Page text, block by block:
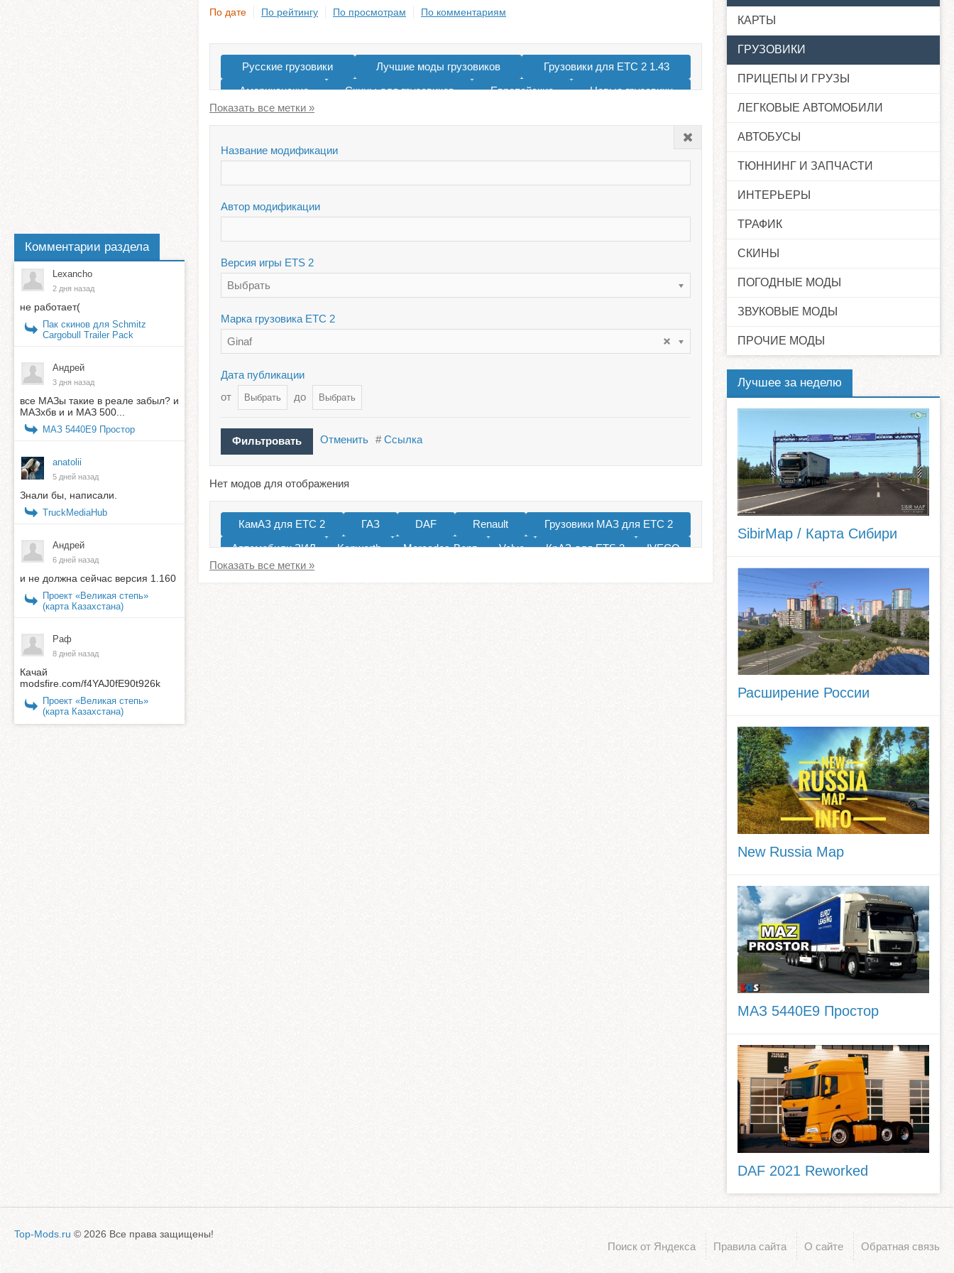
По дате По рейтингу По просмотрам По комментариям
Русские грузовики Лучшие моды грузовиков
Грузовики для ЕТС 2 1.43
Американские
Скины для грузовиков Европейские
Новые грузовики
Для 1.39
Название модификации
Автор модификации
Версия игры ETS 2
Выбрать
Марка грузовика ЕТС 2
Ginaf
Дата публикации
от
до
Отменить #Ссылка
Нет модов для отображения
КамАЗ для ЕТС 2 ГАЗ DAF Renault
Грузовики МАЗ для ЕТС 2
Автомобили ЗИЛ
Kenworth Mercedes-Benz Volvo КрАЗ для ETS 2
IVECO
Peterbilt
Урал для ЕТС 2
Комментарии раздела
Lexancho
2 дня назад
не работает(
Пак скинов для Schmitz
Cargobull Trailer Pack
Андрей
3 дня назад
все МАЗы такие в реале забыл? и
МАЗхбв и и МАЗ 500...
МАЗ 5440E9 Простор
anatolii
5 дней назад
Знали бы, написали.
TruckMediaHub
Андрей
6 дней назад
и не должна сейчас версия 1.160
Проект «Великая степь»
(карта Казахстана)
Раф
8 дней назад
Качай
modsfire.com/f4YAJ0fE90t926k
Проект «Великая степь»
(карта Казахстана)
КАРТЫ
ГРУЗОВИКИ
ПРИЦЕПЫ И ГРУЗЫ
ЛЕГКОВЫЕ АВТОМОБИЛИ
АВТОБУСЫ
ТЮННИНГ И ЗАПЧАСТИ
ИНТЕРЬЕРЫ
ТРАФИК
СКИНЫ
ПОГОДНЫЕ МОДЫ
ЗВУКОВЫЕ МОДЫ
ПРОЧИЕ МОДЫ
Лучшее за неделю
SibirMap / Карта Сибири
Расширение России
New Russia Map
МАЗ 5440E9 Простор
DAF 2021 Reworked
Поиск от Яндекса Правила сайта О сайте Обратная связь
Top-Mods.ru © 2026 Все права защищены!